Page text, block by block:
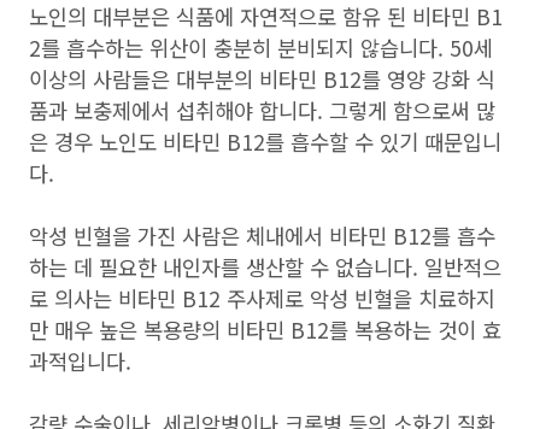
노인의 대부분은 식품에 자연적으로 함유 된 비타민 B1
2를 흡수하는 위산이 충분히 분비되지 않습니다. 50세
이상의 사람들은 대부분의 비타민 B12를 영양 강화 식
품과 보충제에서 섭취해야 합니다. 그렇게 함으로써 많
은 경우 노인도 비타민 B12를 흡수할 수 있기 때문입니
다.
악성 빈혈을 가진 사람은 체내에서 비타민 B12를 흡수
하는 데 필요한 내인자를 생산할 수 없습니다. 일반적으
로 의사는 비타민 B12 주사제로 악성 빈혈을 치료하지
만 매우 높은 복용량의 비타민 B12를 복용하는 것이 효
과적입니다.